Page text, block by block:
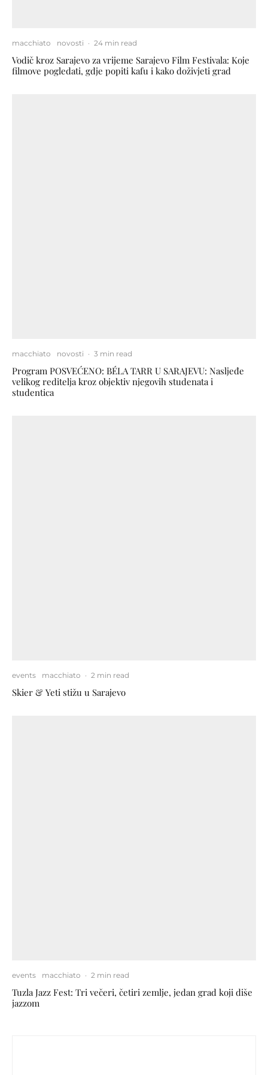
macchiato novosti · 24 min read
Vodič kroz Sarajevo za vrijeme Sarajevo Film Festivala: Koje
filmove pogledati, gdje popiti kafu i kako doživjeti grad
macchiato novosti · 3 min read
Program POSVEĆENO: BÉLA TARR U SARAJEVU: Nasljeđe
velikog reditelja kroz objektiv njegovih studenata i
studentica
events macchiato · 2 min read
Skier & Yeti stižu u Sarajevo
events macchiato · 2 min read
Tuzla Jazz Fest: Tri večeri, četiri zemlje, jedan grad koji diše
jazzom